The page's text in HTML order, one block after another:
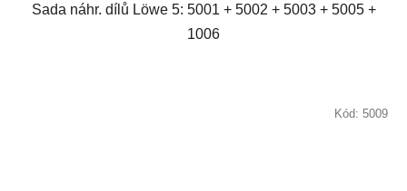
Sada náhr. dílů Löwe 5: 5001 + 5002 + 5003 + 5005 +
1006
Kód: 5009